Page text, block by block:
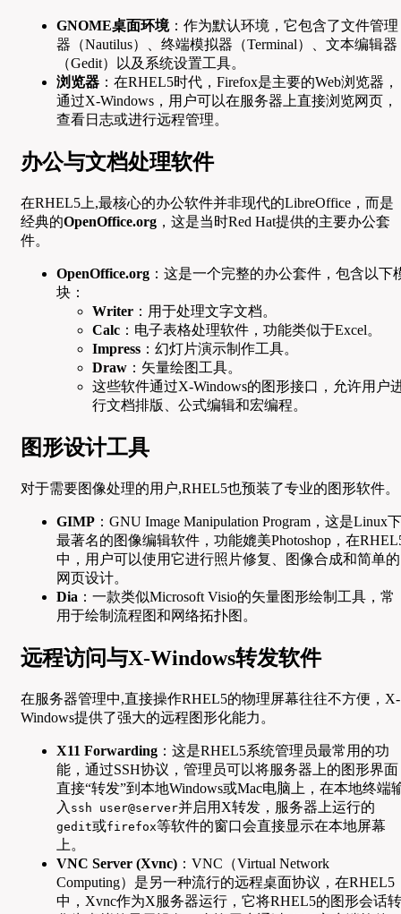
GNOME桌面环境：作为默认环境，它包含了文件管理
器（Nautilus）、终端模拟器（Terminal）、文本编辑器
（Gedit）以及系统设置工具。
浏览器 ：在RHEL5时代，Firefox是主要的Web浏览器，
通过X-Windows，用户可以在服务器上直接浏览网页，
查看日志或进行远程管理。
办公与文档处理软件
在RHEL5上,最核心的办公软件并非现代的LibreOffice，而是
经典的OpenOffice.org ，这是当时Red Hat提供的主要办公套
件。
OpenOffice.org ：这是一个完整的办公套件，包含以下
块：
Writer ：用于处理文字文档。
Calc ：电子表格处理软件，功能类似于Excel。
Impress ：幻灯片演示制作工具。
Draw ：矢量绘图工具。
这些软件通过X-Windows的图形接口，允许用户
行文档排版、公式编辑和宏编程。
图形设计工具
对于需要图像处理的用户,RHEL5也预装了专业的图形软件。
GIMP ：GNU Image Manipulation Program，这是Linux下
最著名的图像编辑软件，功能媲美Photoshop，在
中，用户可以使用它进行照片修复、图像合成和简单的
网页设计。
Dia ：一款类似Microsoft Visio的矢量图形绘制工具，常
用于绘制流程图和网络拓扑图。
远程访问与X-Windows转发软件
在服务器管理中,直接操作RHEL5的物理屏幕往往不方便，X-
Windows提供了强大的远程图形化能力。
X11 Forwarding ：这是RHEL5系统管理员最常用的功
能，通过SSH协议，管理员可以将服务器上的图形界面
直接“转发”到本地Windows或Mac电脑上，在本地终端
入 ssh user@server并启用X转发，服务器上运行的
gedit或firefox等软件的窗口会直接显示在本地屏幕
上。
VNC Server (Xvnc) ：VNC（Virtual Network
Computing）是另一种流行的远程桌面协议，在RHEL5
中，Xvnc作为X服务器运行，它将RHEL5的图形会话转